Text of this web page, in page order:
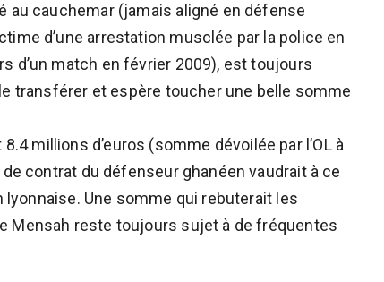
au cauchemar (jamais aligné en défense
d’une arrestation musclée par la police en
d’un match en février 2009), est toujours
transférer et espère toucher une belle somme
millions d’euros (somme dévoilée par l’OL à
de contrat du défenseur ghanéen vaudrait à ce
lyonnaise. Une somme qui rebuterait les
Mensah reste toujours sujet à de fréquentes